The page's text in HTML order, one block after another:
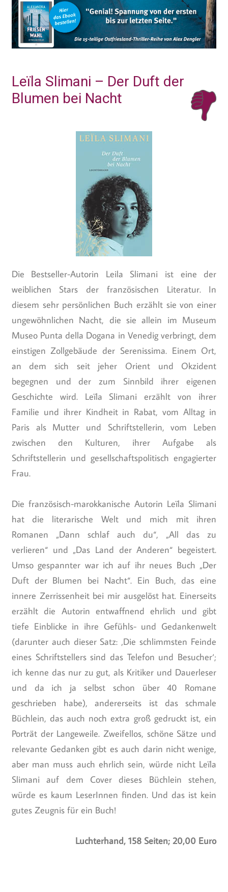
Leïla Slimani – Der Duft der
Blumen bei Nacht
Die Bestseller-Autorin Leila Slimani ist eine der
weiblichen Stars der französischen Literatur. In
diesem sehr persönlichen Buch erzählt sie von einer
ungewöhnlichen Nacht, die sie allein im Museum
Museo Punta della Dogana in Venedig verbringt, dem
einstigen Zollgebäude der Serenissima. Einem Ort,
an dem sich seit jeher Orient und Okzident
begegnen und der zum Sinnbild ihrer eigenen
Geschichte wird. Leïla Slimani erzählt von ihrer
Familie und ihrer Kindheit in Rabat, vom Alltag in
Paris als Mutter und Schriftstellerin, vom Leben
zwischen den Kulturen, ihrer Aufgabe als
Schriftstellerin und gesellschaftspolitisch engagierter
Frau.
Die französisch-marokkanische Autorin Leïla Slimani
hat die literarische Welt und mich mit ihren
Romanen „Dann schlaf auch du“, „All das zu
verlieren“ und „Das Land der Anderen“ begeistert.
Umso gespannter war ich auf ihr neues Buch „Der
Duft der Blumen bei Nacht“. Ein Buch, das eine
innere Zerrissenheit bei mir ausgelöst hat. Einerseits
erzählt die Autorin entwaffnend ehrlich und gibt
tiefe Einblicke in ihre Gefühls- und Gedankenwelt
(darunter auch dieser Satz: ‚Die schlimmsten Feinde
eines Schriftstellers sind das Telefon und Besucher‘;
ich kenne das nur zu gut, als Kritiker und Dauerleser
und da ich ja selbst schon über 40 Romane
geschrieben habe), andererseits ist das schmale
Büchlein, das auch noch extra groß gedruckt ist, ein
Porträt der Langeweile. Zweifellos, schöne Sätze und
relevante Gedanken gibt es auch darin nicht wenige,
aber man muss auch ehrlich sein, würde nicht Leïla
Slimani auf dem Cover dieses Büchlein stehen,
würde es kaum LeserInnen finden. Und das ist kein
gutes Zeugnis für ein Buch!
Luchterhand, 158 Seiten; 20,00 Euro